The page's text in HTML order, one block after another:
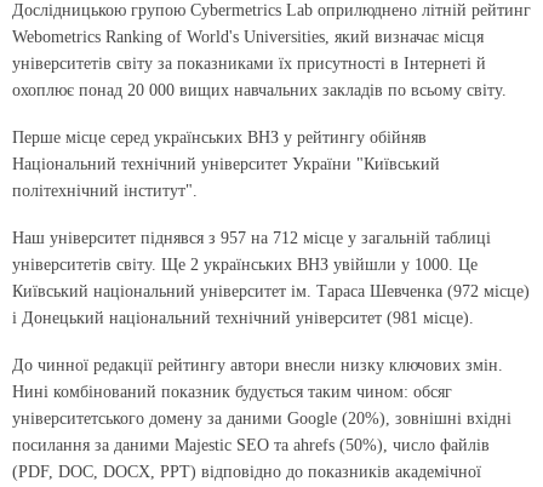
Дослідницькою групою Cybermetrics Lab оприлюднено літній рейтинг
Webometrics Ranking of World's Universities, який визначає місця
університетів світу за показниками їх присутності в Інтернеті й
охоплює понад 20 000 вищих навчальних закладів по всьому світу.
Перше місце серед українських ВНЗ у рейтингу обійняв
Національний технічний університет України "Київський
політехнічний інститут".
Наш університет піднявся з 957 на 712 місце у загальній таблиці
університетів світу. Ще 2 українських ВНЗ увійшли у 1000. Це
Київський національний університет ім. Тараса Шевченка (972 місце)
і Донецький національний технічний університет (981 місце).
До чинної редакції рейтингу автори внесли низку ключових змін.
Нині комбінований показник будується таким чином: обсяг
університетського домену за даними Google (20%), зовнішні вхідні
посилання за даними Majestic SEO та ahrefs (50%), число файлів
(PDF, DOC, DOCX, PPT) відповідно до показників академічної